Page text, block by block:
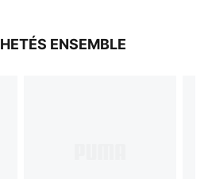
ENSEMBLE